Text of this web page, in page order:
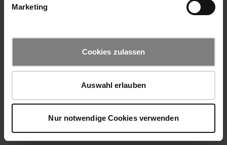
Marketing
Cookies zulassen
Auswahl erlauben
Nur notwendige Cookies verwenden